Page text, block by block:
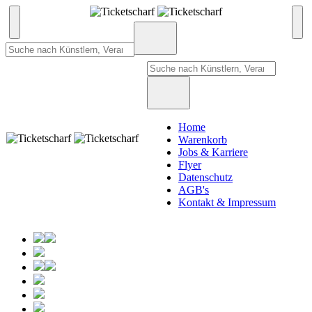
Home
Warenkorb
Jobs & Karriere
Flyer
Datenschutz
AGB's
Kontakt & Impressum